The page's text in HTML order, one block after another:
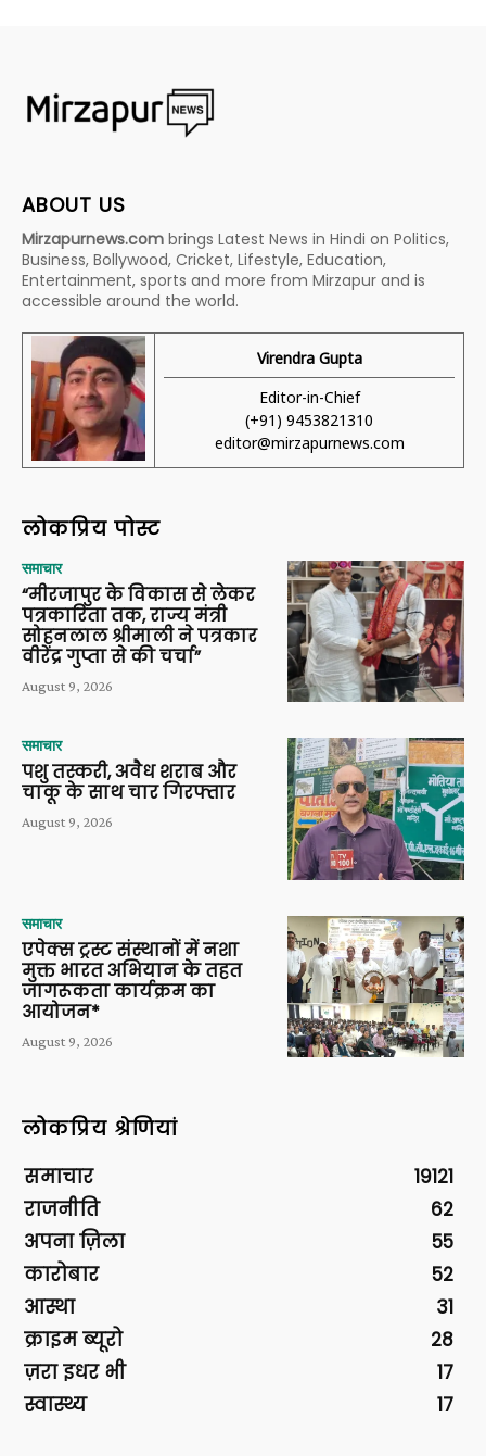
ABOUT US
Mirzapurnews.com brings Latest News in Hindi on Politics,
Business, Bollywood, Cricket, Lifestyle, Education,
Entertainment, sports and more from Mirzapur and is
accessible around the world.
Virendra Gupta
Editor-in-Chief
(+91) 9453821310
editor@mirzapurnews.com
लोकप्रिय पोस्ट
समाचार
“मीरजापुर के विकास से लेकर
पत्रकारिता तक, राज्य मंत्री
सोहनलाल श्रीमाली ने पत्रकार
वीरेंद्र गुप्ता से की चर्चा”
August 9, 2026
समाचार
पशु तस्करी, अवैध शराब और
चाकू के साथ चार गिरफ्तार
August 9, 2026
समाचार
एपेक्स ट्रस्ट संस्थानों में नशा
मुक्त भारत अभियान के तहत
जागरूकता कार्यक्रम का
आयोजन*
August 9, 2026
लोकप्रिय श्रेणियां
समाचार
19121
राजनीति
62
अपना ज़िला
55
कारोबार
52
आस्था
31
क्राइम ब्यूरो
28
ज़रा इधर भी
17
स्वास्थ्य
17